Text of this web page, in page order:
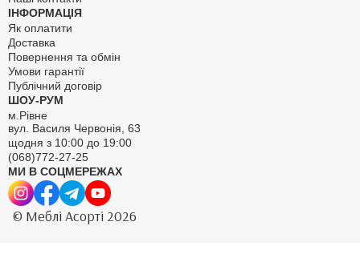
ІНФОРМАЦІЯ
Як оплатити
Доставка
Повернення та обмін
Умови гарантії
Публічний договір
ШОУ-РУМ
м.Рівне
вул. Василя Червонія, 63
щодня з 10:00 до 19:00
(068)772-27-25
МИ В СОЦМЕРЕЖАХ
© Меблі Асорті 2026